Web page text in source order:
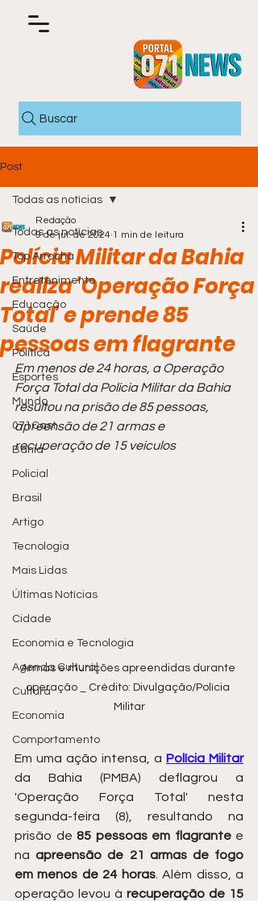
Buscar
Post
Todas as notícias
Top Arrocha
Entretenimento
Educação
Saúde
Política
Esportes
Mundo
071Cast
Bahia
Policial
Brasil
Artigo
Tecnologia
Mais Lidas
Últimas Notícias
Cidade
Economia e Tecnologia
Agenda Cultural
Cultura
Economia
Comportamento
Todas as notícias
Polícia Militar da Bahia
realiza 'Operação Força
Total' e prende 85
pessoas em flagrante
Redação
9 de jul. de 2024 1 min de leitura
Em menos de 24 horas, a Operação
Força Total da Polícia Militar da Bahia
resultou na prisão de 85 pessoas,
apreensão de 21 armas e
recuperação de 15 veículos
Armas e munições apreendidas durante
operação _ Crédito: Divulgação/Polícia
Militar
Em uma ação intensa, a Polícia Militar
da Bahia (PMBA) deflagrou a
'Operação Força Total' nesta
segunda-feira (8), resultando na
prisão de 85 pessoas em flagrante e
na apreensão de 21 armas de fogo
em menos de 24 horas. Além disso, a
operação levou à recuperação de 15